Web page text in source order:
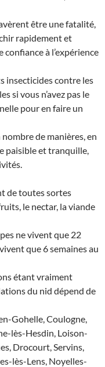
être une fatalité,
rapidement et
à l’expérience
insecticides contre les
si vous n’avez pas le
pour en faire un
de manières, en
paisible et tranquille,
de toutes sortes
le nectar, la viande
ne vivent que 22
que 6 semaines au
étant vraiment
du nid dépend de
Gohelle, Coulogne,
lès-Hesdin, Loison-
Drocourt, Servins,
lès-Lens, Noyelles-